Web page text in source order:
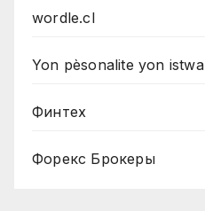
wordle.cl
Yon pèsonalite yon istwa
Финтех
Форекс Брокеры